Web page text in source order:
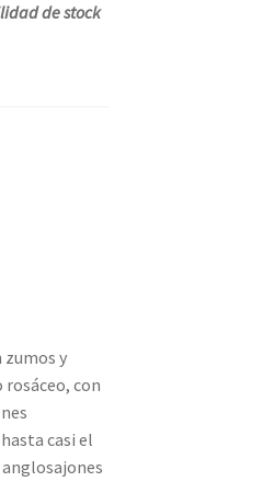
de stock
zumos y
con
casi el